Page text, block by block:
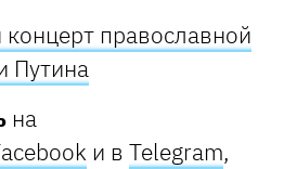
православной
Путина
на
и в Telegram,